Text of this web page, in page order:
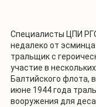
Специалисты ЦПИ
недалеко от
тральщик с
участие в
Балтийского флота,
июне 1944 года
вооружения для